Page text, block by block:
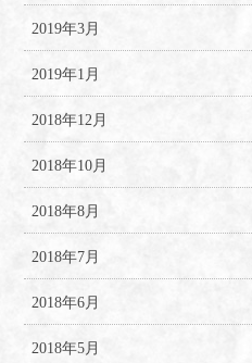
2019年3月
2019年1月
2018年12月
2018年10月
2018年8月
2018年7月
2018年6月
2018年5月